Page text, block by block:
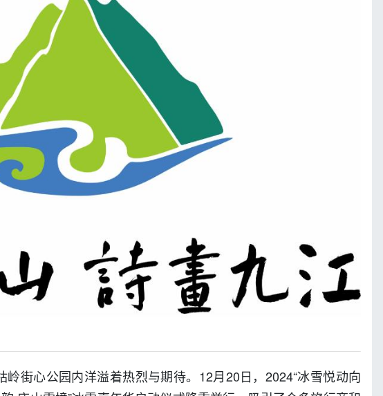
街心公园内洋溢着热烈与期待。12月20日，2024“冰雪悦动向